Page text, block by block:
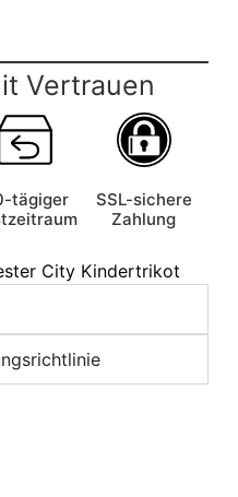
Vertrauen
tägiger
SSL-sichere
Zahlung
City Kindertrikot